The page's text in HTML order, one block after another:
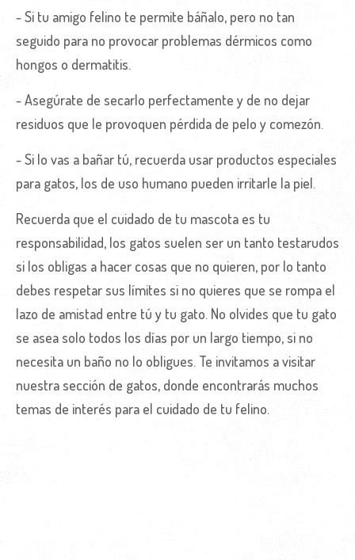
- Si tu amigo felino te permite báñalo, pero no tan
seguido para no provocar problemas dérmicos como
hongos o dermatitis.
- Asegúrate de secarlo perfectamente y de no dejar
residuos que le provoquen pérdida de pelo y comezón.
- Si lo vas a bañar tú, recuerda usar productos especiales
para gatos, los de uso humano pueden irritarle la piel.
Recuerda que el cuidado de tu mascota es tu
responsabilidad, los gatos suelen ser un tanto testarudos
si los obligas a hacer cosas que no quieren, por lo tanto
debes respetar sus límites si no quieres que se rompa el
lazo de amistad entre tú y tu gato. No olvides que tu gato
se asea solo todos los días por un largo tiempo, si no
necesita un baño no lo obligues. Te invitamos a visitar
nuestra sección de gatos, donde encontrarás muchos
temas de interés para el cuidado de tu felino.